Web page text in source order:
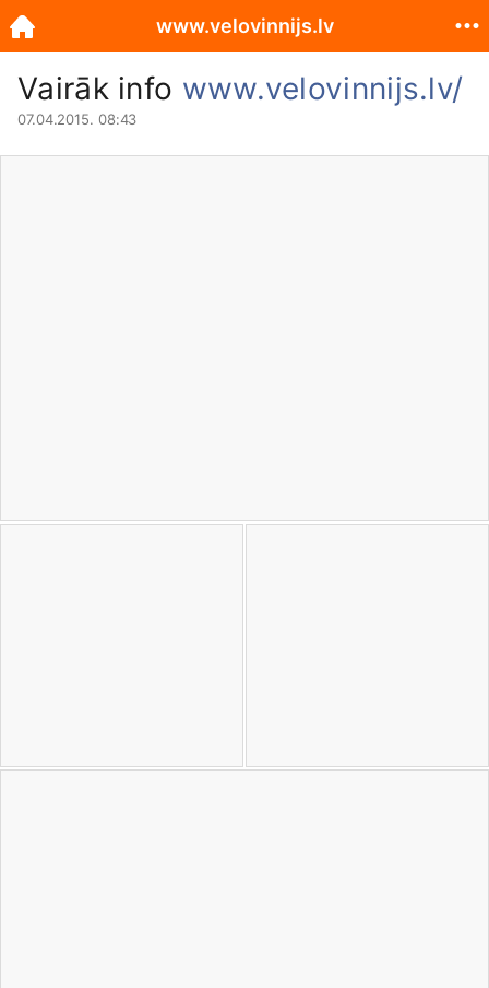
Vairāk info www.velovinnijs.lv/
07.04.2015. 08:43
www.velovinnijs.lv